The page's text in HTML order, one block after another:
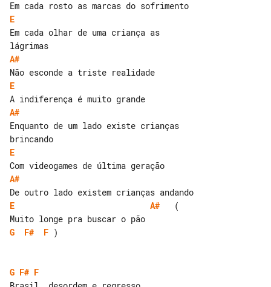
E
Em cada olhar de uma criança as
A#
E
A#
Enquanto de um lado existe crianças
E
A#
E
A#
   (
G
F# F )
G F# F